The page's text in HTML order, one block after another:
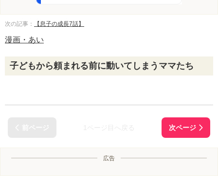
次の記事： 【息子の成長7話】
漫画・あい
子どもから頼まれる前に動いてしまうママたち
広告